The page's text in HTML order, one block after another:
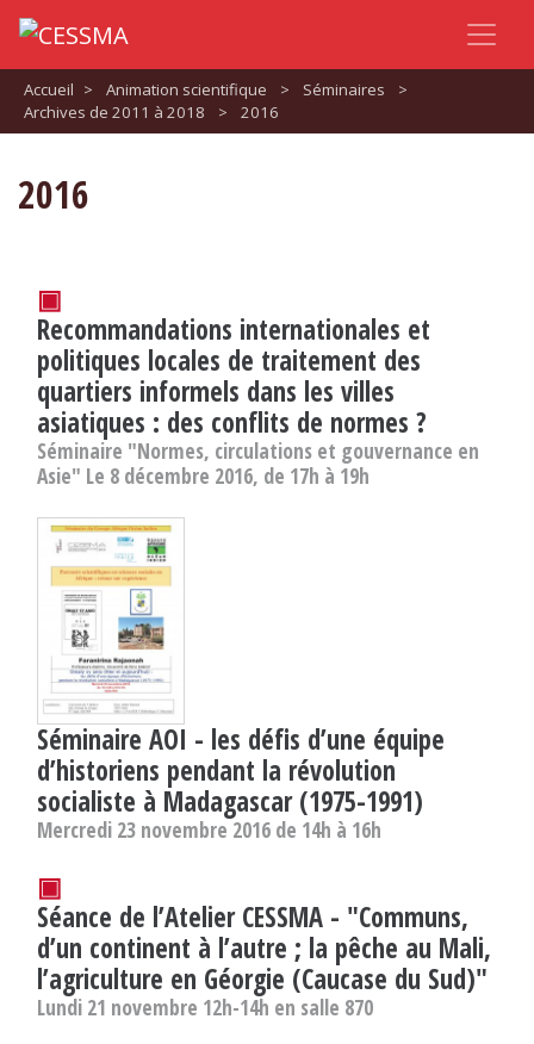
Accueil > Animation scientifique > Séminaires
>
Archives de 2011 à 2018
> 2016
2016
▣
Recommandations internationales et
politiques locales de traitement des
quartiers informels dans les villes
asiatiques : des conflits de normes ?
Séminaire "Normes, circulations et gouvernance en
Asie" Le 8 décembre 2016, de 17h à 19h
Séminaire AOI - les défis d’une équipe
d’historiens pendant la révolution
socialiste à Madagascar (1975-1991)
Mercredi 23 novembre 2016 de 14h à 16h
▣
Séance de l’Atelier CESSMA - "Communs,
d’un continent à l’autre ; la pêche au Mali,
l’agriculture en Géorgie (Caucase du Sud)"
Lundi 21 novembre 12h-14h en salle 870